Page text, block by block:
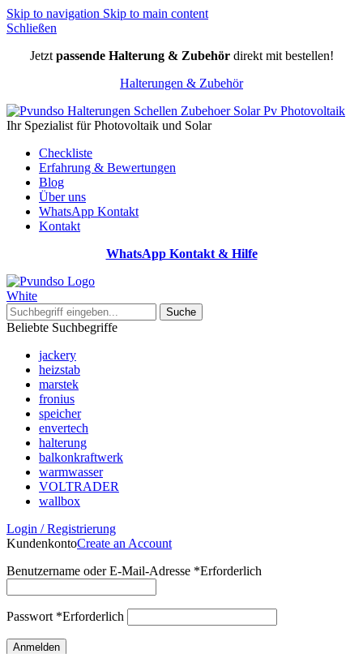
Skip to navigation Skip to main content
Schließen
Jetzt passende Halterung & Zubehördirekt mit bestellen!
Halterungen & Zubehör
Ihr Spezialist für Photovoltaik und Solar
Checkliste
Erfahrung & Bewertungen
Blog
Über uns
WhatsApp Kontakt
Kontakt
WhatsApp Kontakt & Hilfe
Suche
Beliebte Suchbegriffe
jackery
heizstab
marstek
fronius
speicher
envertech
halterung
balkonkraftwerk
warmwasser
VOLTRADER
wallbox
Login / Registrierung
KundenkontoCreate an Account
Benutzername oder E-Mail-Adresse *Erforderlich
Passwort *Erforderlich
Anmelden